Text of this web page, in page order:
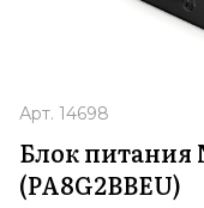
Арт. 14698
Блок питания
(PA8G2BBEU)